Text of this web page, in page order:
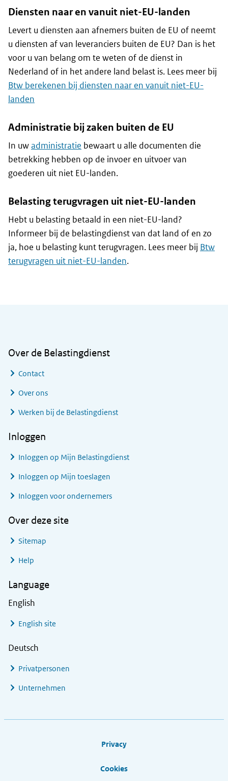
Diensten naar en vanuit niet-EU-landen
Levert u diensten aan afnemers buiten de EU of neemt
u diensten af van leveranciers buiten de EU? Dan is het
voor u van belang om te weten of de dienst in
Nederland of in het andere land belast is. Lees meer bij
Btw berekenen bij diensten naar en vanuit niet-EU-
landen
Administratie bij zaken buiten de EU
In uwadministratie bewaart u alle documenten die
betrekking hebben op de invoer en uitvoer van
goederen uit niet EU-landen.
Belasting terugvragen uit niet-EU-landen
Hebt u belasting betaald in een niet-EU-land?
Informeer bij de belastingdienst van dat land of en zo
ja, hoe u belasting kunt terugvragen. Lees meer bij Btw
terugvragen uit niet-EU-landen.
Over de Belastingdienst
Contact
Over ons
Werken bij de Belastingdienst
Inloggen
Inloggen op Mijn Belastingdienst
Inloggen op Mijn toeslagen
Inloggen voor ondernemers
Over deze site
Sitemap
Help
Language
English
English site
Deutsch
Privatpersonen
Unternehmen
Privacy
Cookies